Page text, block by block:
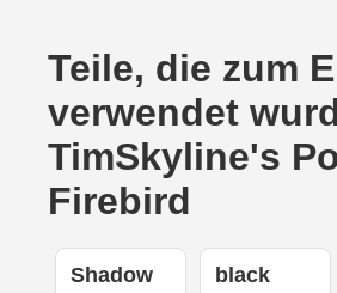
Teile, die zum
verwendet
TimSkyline's
Firebird
Shadow black